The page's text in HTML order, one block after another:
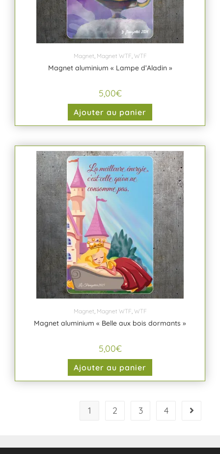
Magnet, Magnet WTF, WTF
Magnet aluminium « Lampe d’Aladin »
5,00€
Ajouter au panier
Magnet, Magnet WTF, WTF
Magnet aluminium « Belle aux bois dormants »
5,00€
Ajouter au panier
1 2 3 4